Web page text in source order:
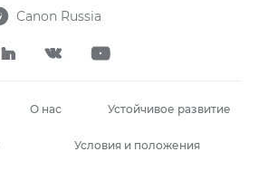
Canon Russia
  
О нас Устойчивое развитие
Условия и положения